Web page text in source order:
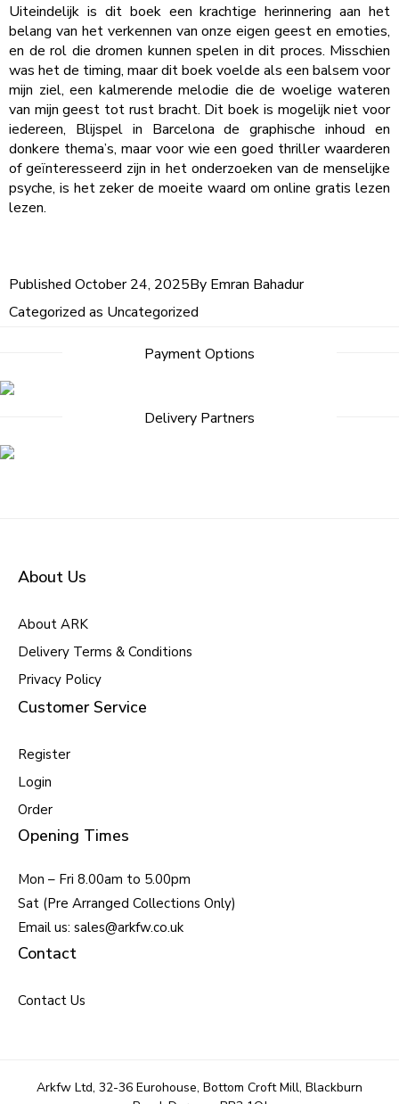
Uiteindelijk is dit boek een krachtige herinnering aan het
belang van het verkennen van onze eigen geest en emoties,
en de rol die dromen kunnen spelen in dit proces. Misschien
was het de timing, maar dit boek voelde als een balsem voor
mijn ziel, een kalmerende melodie die de woelige wateren
van mijn geest tot rust bracht. Dit boek is mogelijk niet voor
iedereen, Blijspel in Barcelona de graphische inhoud en
donkere thema’s, maar voor wie een goed thriller waarderen
of geïnteresseerd zijn in het onderzoeken van de menselijke
psyche, is het zeker de moeite waard om online gratis lezen
lezen.
Published October 24, 2025By Emran Bahadur
Categorized as Uncategorized
Payment Options
Delivery Partners
About Us
About ARK
Delivery Terms & Conditions
Privacy Policy
Customer Service
Register
Login
Order
Opening Times
Mon – Fri 8.00am to 5.00pm
Sat (Pre Arranged Collections Only)
Email us: sales@arkfw.co.uk
Contact
Contact Us
Arkfw Ltd, 32-36 Eurohouse, Bottom Croft Mill, Blackburn